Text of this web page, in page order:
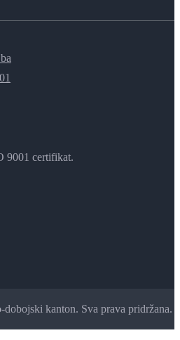
9001 certifikat.
kanton. Sva prava pridržana.